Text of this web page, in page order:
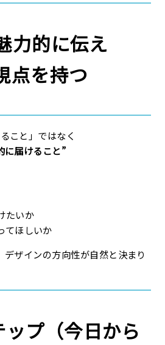
力的に伝え
点を持つ
こと」ではなく
に届けること”
たいか
てほしいか
デザインの方向性が自然と決まり
プ（今日から